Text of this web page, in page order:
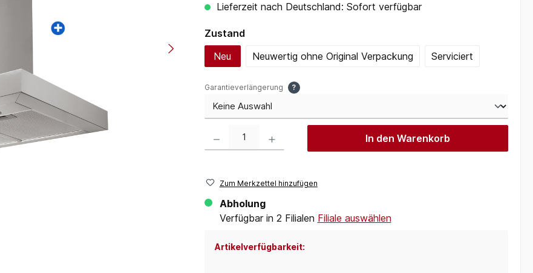
Lieferzeit nach Deutschland: Sofort verfügbar
Zustandauswählen
Neu
Neuwertig ohne Original Verpackung Serviciert
Garantieverlängerung ?
In den Warenkorb
Zum Merkzettel hinzufügen
Abholung
Verfügbar in 2 Filialen Filiale auswählen
Artikelverfügbarkeit: